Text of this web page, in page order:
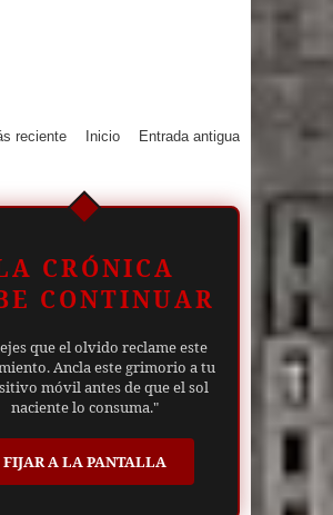
reciente Entrada antigua
Inicio
CRÓNICA
CONTINUAR
que el olvido reclame este
Ancla este grimorio a tu
móvil antes de que el sol
naciente lo consuma."
FIJAR A LA PANTALLA